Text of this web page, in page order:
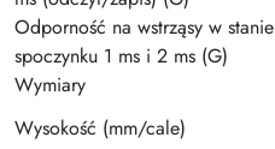
Odporność na wstrząsy w stanie
spoczynku 1 ms i 2 ms (G)
Wymiary
Wysokość (mm/cale)